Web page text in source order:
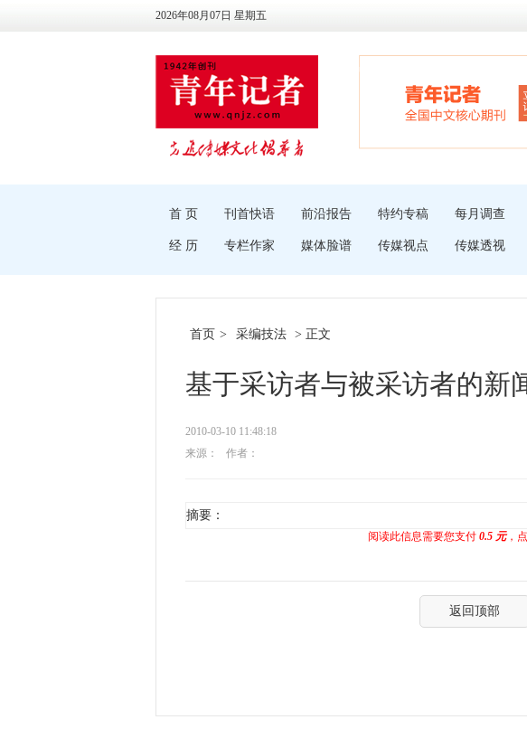
2026年08月07日 星期五
首 页 刊首快语 前沿报告 特约专稿 每月调查
经 历 专栏作家 媒体脸谱 传媒视点 传媒透视
首页 > 采编技法 > 正文
基于采访者与被采访者的新
2010-03-10 11:48:18
来源：
作者：
摘要：
阅读此信息需要您支付 0.5 元，
返回顶部